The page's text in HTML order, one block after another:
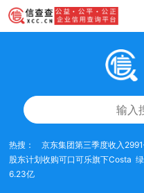
热搜： 京东集团第三季度收入
股东计划收购可口可乐旗下Costa
6.23亿